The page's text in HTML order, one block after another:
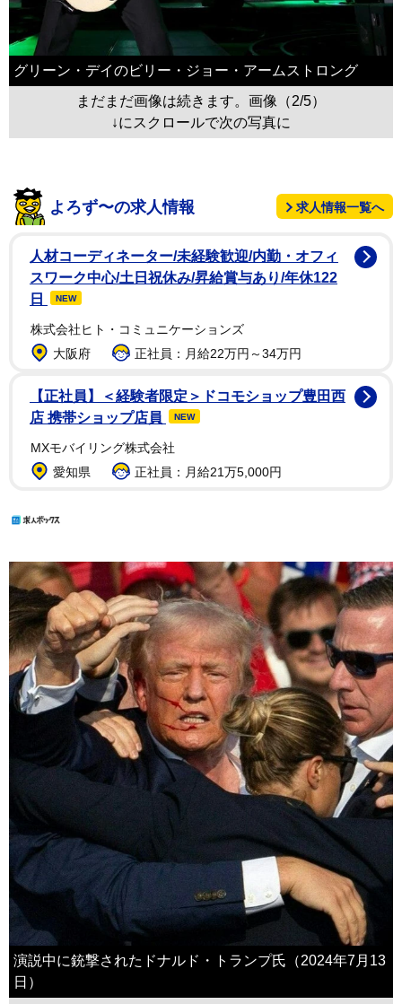
グリーン・デイのビリー・ジョー・アームストロング
まだまだ画像は続きます。画像（2/5）
↓にスクロールで次の写真に
よろず〜の求人情報 求人情報一覧へ
人材コーディネーター/未経験歓迎/内勤・オフィ
スワーク中心/土日祝休み/昇給賞与あり/年休122
日
NEW
株式会社ヒト・コミュニケーションズ
大阪府
正社員：月給22万円～34万円
【正社員】＜経験者限定＞ドコモショップ豊田西
店 携帯ショップ店員
NEW
MXモバイリング株式会社
愛知県
正社員：月給21万5,000円
演説中に銃撃されたドナルド・トランプ氏（2024年7月13
日）